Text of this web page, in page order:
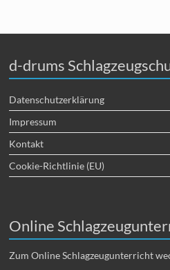
d-drums
Datenschutzerklärung
Impressum
Kontakt
Cookie-Richtlinie (EU)
Online
Zum Online Schlagzeugunterricht